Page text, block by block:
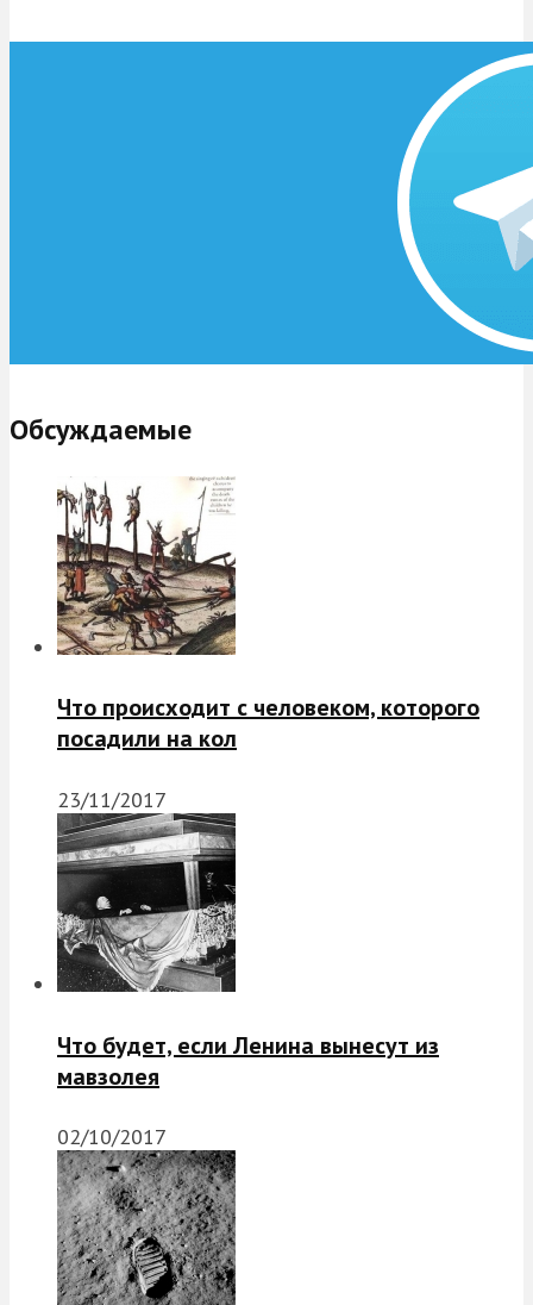
Обсуждаемые
Что происходит с человеком, которого
посадили на кол
23/11/2017
Что будет, если Ленина вынесут из
мавзолея
02/10/2017